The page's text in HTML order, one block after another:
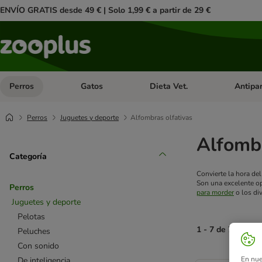
ENVÍO GRATIS desde 49 € | Solo 1,99 € a partir de 29 €
Perros Menú de categoria abierto: Perros
Gatos Menú de categoria abierto: Gatos
Dieta Vet. Menú
Perros Juguetes y deporte Alfombras olfativas
Categoría
Perros
Juguetes y deporte
Pelotas
Peluches
Con sonido
Convierte la hora
Son una excelente
para mordero los
1 - 7 de 7
product items
En